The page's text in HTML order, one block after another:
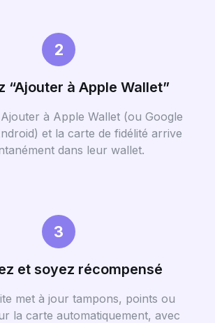
2
“Ajouter à Apple Wallet”
à Apple Wallet (ou Google
et la carte de fidélité arrive
dans leur wallet.
3
et soyez récompensé
met à jour tampons, points ou
la carte automatiquement, avec